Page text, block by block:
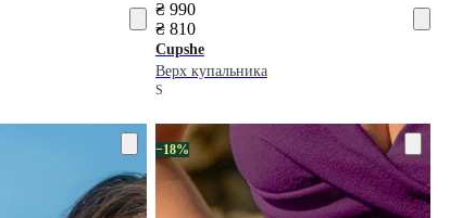
₴ 990
₴ 810
Cupshe
Верх купальника
S
−18%